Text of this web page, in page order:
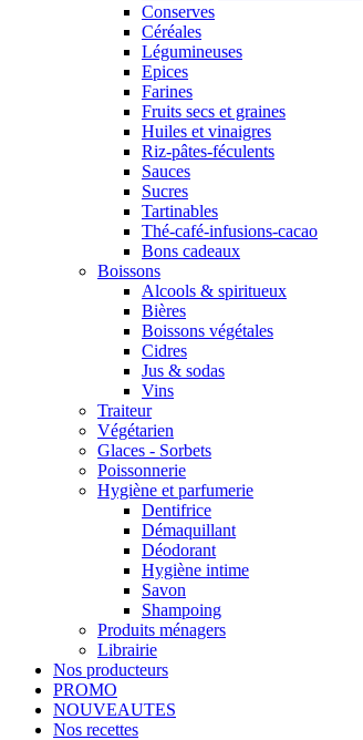
Conserves
Céréales
Légumineuses
Epices
Farines
Fruits secs et graines
Huiles et vinaigres
Riz-pâtes-féculents
Sauces
Sucres
Tartinables
Thé-café-infusions-cacao
Bons cadeaux
Boissons
Alcools & spiritueux
Bières
Boissons végétales
Cidres
Jus & sodas
Vins
Traiteur
Végétarien
Glaces - Sorbets
Poissonnerie
Hygiène et parfumerie
Dentifrice
Démaquillant
Déodorant
Hygiène intime
Savon
Shampoing
Produits ménagers
Librairie
Nos producteurs
PROMO
NOUVEAUTES
Nos recettes